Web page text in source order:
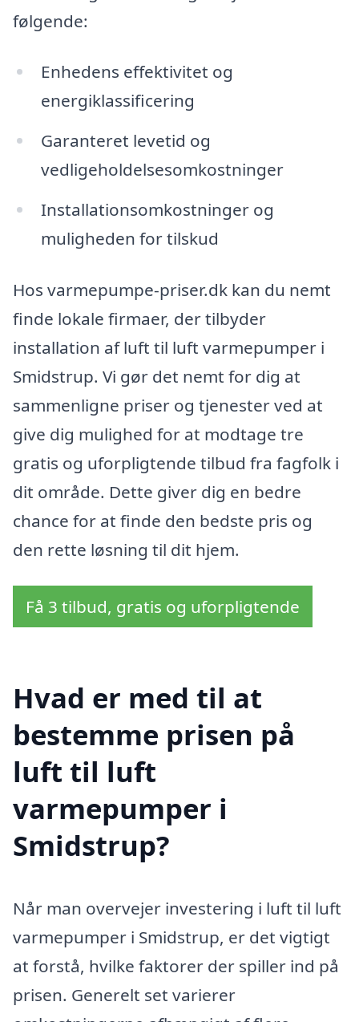
følgende:
Enhedens effektivitet og
energiklassificering
Garanteret levetid og
vedligeholdelsesomkostninger
Installationsomkostninger og
muligheden for tilskud
Hos varmepumpe-priser.dk kan du nemt
finde lokale firmaer, der tilbyder
installation af luft til luft varmepumper i
Smidstrup. Vi gør det nemt for dig at
sammenligne priser og tjenester ved at
give dig mulighed for at modtage tre
gratis og uforpligtende tilbud fra fagfolk i
dit område. Dette giver dig en bedre
chance for at finde den bedste pris og
den rette løsning til dit hjem.
Få 3 tilbud, gratis og uforpligtende
Hvad er med til at
bestemme prisen på
luft til luft
varmepumper i
Smidstrup?
Når man overvejer investering i luft til luft
varmepumper i Smidstrup, er det vigtigt
at forstå, hvilke faktorer der spiller ind på
prisen. Generelt set varierer